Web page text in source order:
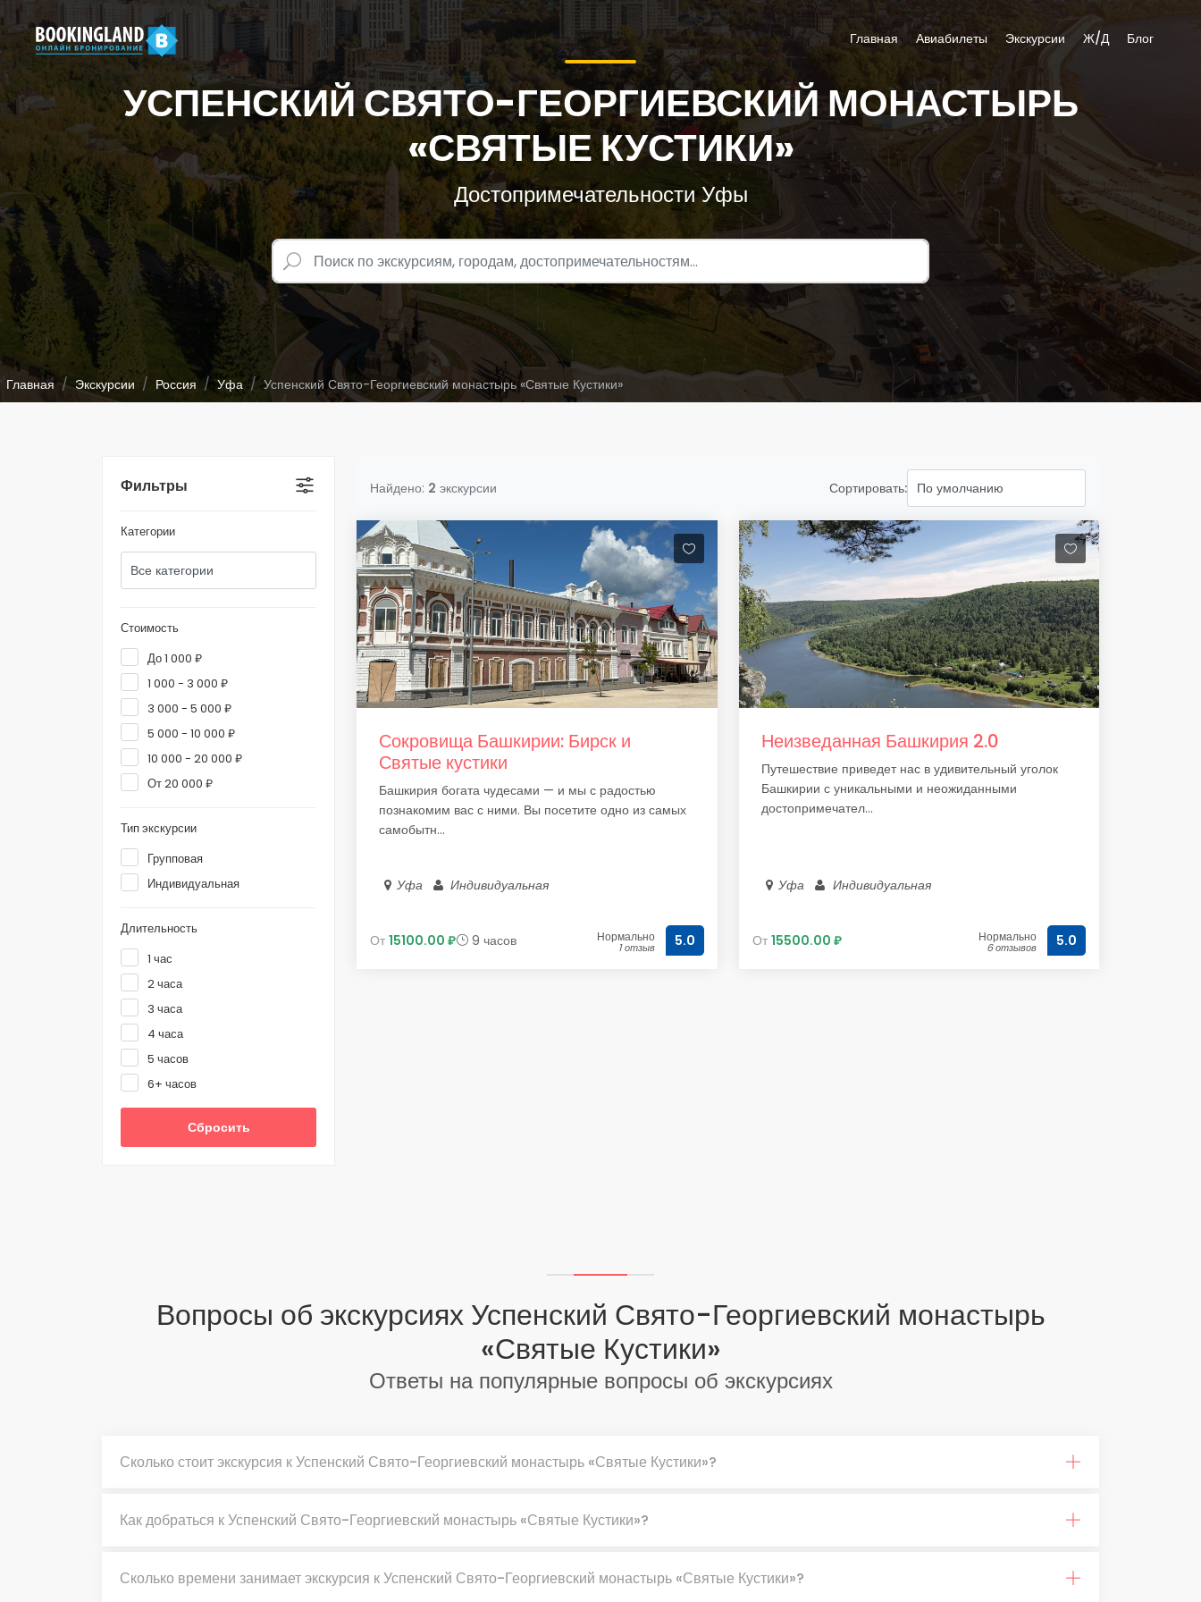
Главная Авиабилеты Экскурсии Ж/Д Блог
УСПЕНСКИЙ СВЯТО-ГЕОРГИЕВСКИЙ МОНАСТЫРЬ
«СВЯТЫЕ КУСТИКИ»
Достопримечательности Уфы
Главная Экскурсии Россия Уфа Успенский Свято-Георгиевский монастырь «Святые Кустики»
Фильтры
Категории
Стоимость
До 1 000 ₽
1 000 - 3 000 ₽
3 000 - 5 000 ₽
5 000 - 10 000 ₽
10 000 - 20 000 ₽
От 20 000 ₽
Тип экскурсии
Групповая
Индивидуальная
Длительность
1 час
2 часа
3 часа
4 часа
5 часов
6+ часов
Сбросить
Найдено: 2 экскурсии Сортировать:
Сокровища Башкирии: Бирск и
Святые кустики
Башкирия богата чудесами — и мы с радостью
познакомим вас с ними. Вы посетите одно из самых
самобытн...
Уфа Индивидуальная
От 15100.00 ₽ 9 часов Нормально
1 отзыв 5.0
Неизведанная Башкирия 2.0
Путешествие приведет нас в удивительный уголок
Башкирии с уникальными и неожиданными
достопримечател...
Уфа Индивидуальная
От 15500.00 ₽ Нормально
6 отзывов 5.0
Вопросы об экскурсиях Успенский Свято-Георгиевский монастырь
«Святые Кустики»
Ответы на популярные вопросы об экскурсиях
Сколько стоит экскурсия к Успенский Свято-Георгиевский монастырь «Святые Кустики»?
Как добраться к Успенский Свято-Георгиевский монастырь «Святые Кустики»?
Сколько времени занимает экскурсия к Успенский Свято-Георгиевский монастырь «Святые Кустики»?